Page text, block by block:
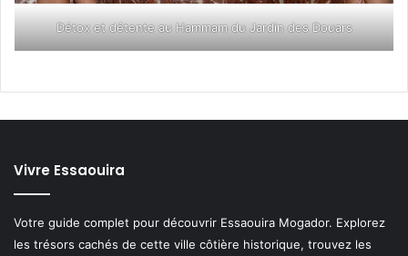
Détox et détente au Hammam du Jardin des Douars
Vivre Essaouira
Votre guide complet pour découvrir Essaouira Mogador. Explorez
les trésors cachés de cette ville côtière historique, trouvez les